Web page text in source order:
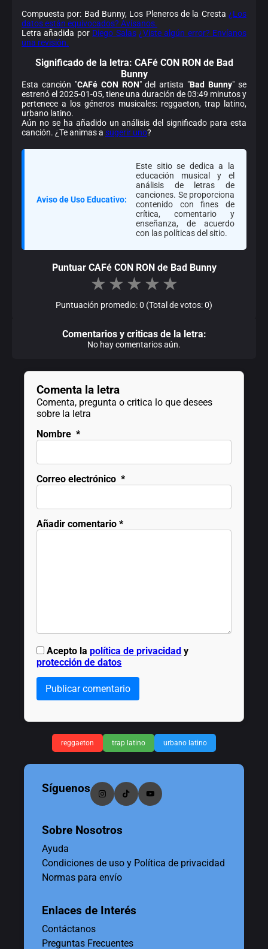
Compuesta por: Bad Bunny, Los Pleneros de la Cresta ¿Los
datos están equivocados? Avísanos.
Letra añadida por Diego Salas ¿Viste algún error? Envíanos
una revisión.
Significado de la letra: CAFé CON RON de Bad
Bunny
Esta canción "CAFé CON RON" del artista "Bad Bunny" se
estrenó el 2025-01-05, tiene una duración de 03:49 minutos y
pertenece a los géneros musicales: reggaeton, trap latino,
urbano latino.
Aún no se ha añadido un análisis del significado para esta
canción. ¿Te animas a sugerir uno?
Aviso de Uso Educativo:
Este sitio se dedica a la
educación musical y el
análisis de letras de
canciones. Se proporciona
contenido con fines de
crítica, comentario y
enseñanza, de acuerdo
con las políticas del sitio.
Puntuar CAFé CON RON de Bad Bunny
★ ★ ★ ★ ★
Puntuación promedio: 0 (Total de votos: 0)
Comentarios y criticas de la letra:
No hay comentarios aún.
Comenta la letra
Comenta, pregunta o critica lo que desees
sobre la letra
Nombre *
Correo electrónico *
Añadir comentario *
Acepto lapolítica de privacidad y
protección de datos
Publicar comentario
reggaeton trap latino urbano latino
Síguenos
Sobre Nosotros
Ayuda
Condiciones de uso y Política de privacidad
Normas para envío
Enlaces de Interés
Contáctanos
Preguntas Frecuentes